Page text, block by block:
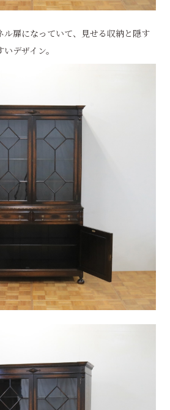
ル扉になっていて、見せる収納と隠す
デザイン。